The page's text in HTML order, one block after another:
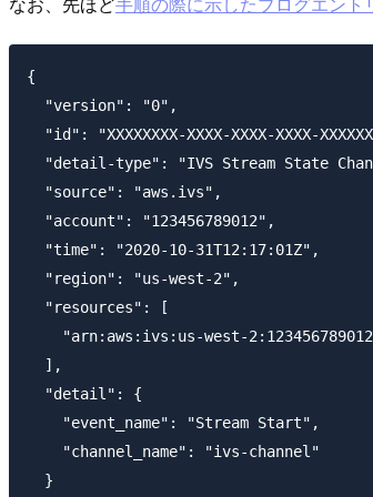
{
  "version": "0",
"id": "XXXXXXXX-XXXX-XXXX-XXXX-
"detail-type": "IVS Stream State
  "source": "aws.ivs",
  "account": "123456789012",
  "time": "2020-10-31T12:17:01Z",
  "region": "us-west-2",
  "resources": [
"arn:aws:ivs:us-west-
  ],
  "detail": {
    "event_name": "Stream Start",
    "channel_name": "ivs-channel"
  }